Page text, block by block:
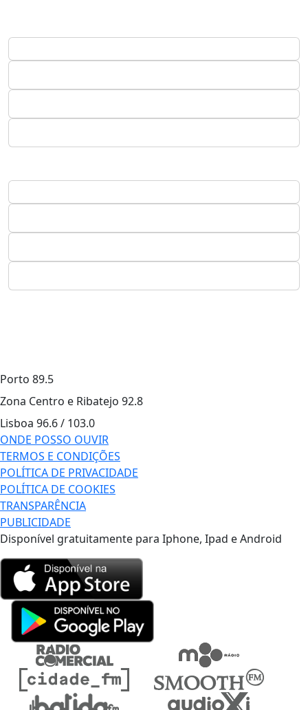
Porto 89.5
Zona Centro e Ribatejo 92.8
Lisboa 96.6 / 103.0
ONDE POSSO OUVIR
TERMOS E CONDIÇÕES
POLÍTICA DE PRIVACIDADE
POLÍTICA DE COOKIES
TRANSPARÊNCIA
PUBLICIDADE
Disponível gratuitamente para Iphone, Ipad e Android